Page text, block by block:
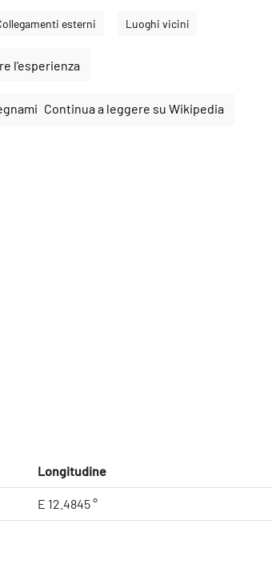
esterni Luoghi vicini
l'esperienza
Continua a leggere su Wikipedia
Longitudine
E 12.4845 °